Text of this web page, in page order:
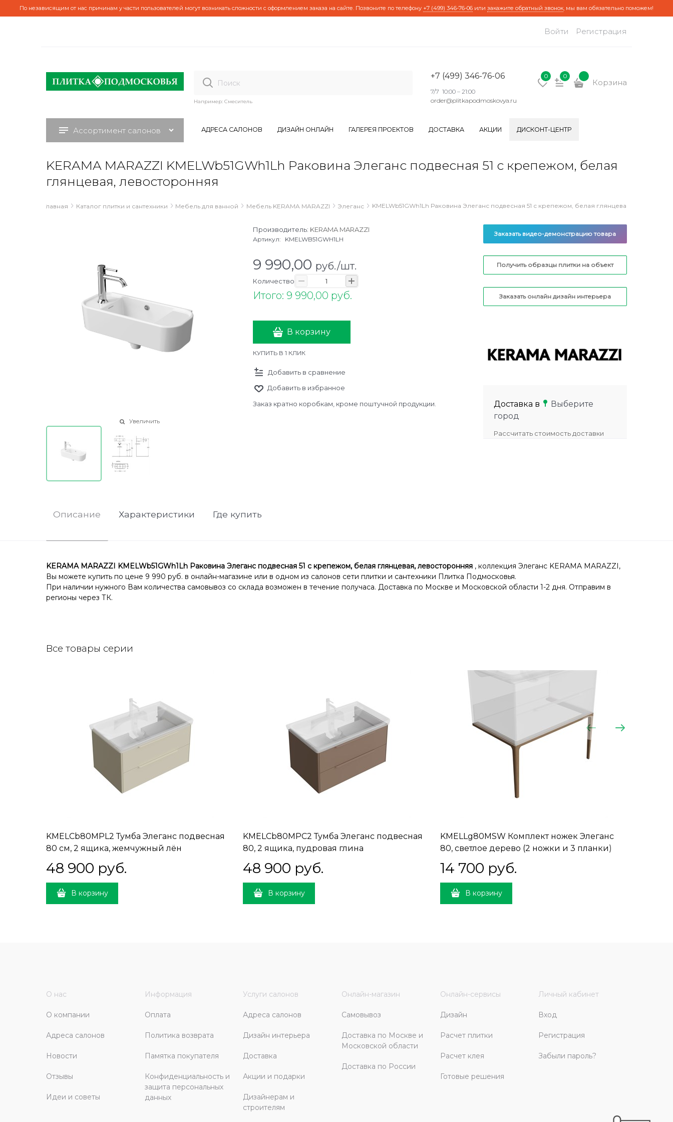
По независящим от нас причинам у части пользователей могут возникать сложности с оформлением заказа на сайте. Позвоните по телефону +7 (499) 346-76-06 или закажите обратный звонок, мы вам обязательно поможем!
Войти Регистрация
Например: Смеситель
+7 (499) 346-76-06
7/7 10:00 – 21:00
order@plitkapodmoskovya.ru
0 0
Корзина
Ассортимент салонов АДРЕСА САЛОНОВ ДИЗАЙН ОНЛАЙН ГАЛЕРЕЯ ПРОЕКТОВ ДОСТАВКА АКЦИИ ДИСКОНТ-ЦЕНТР
KERAMA MARAZZI KMELWb51GWh1Lh Раковина Элеганс подвесная 51 с крепежом, белая
глянцевая, левосторонняя
Главная Каталог плитки и сантехники Мебель для ванной Мебель KERAMA MARAZZI Элеганс KMELWb51GWh1Lh Раковина Элеганс подвесная 51 с крепежом, белая глянцевая,
Увеличить
Производитель: KERAMA MARAZZI
Артикул: KMELWB51GWH1LH
9 990,00 руб./шт.
Количество
Итого: 9 990,00 руб.
В корзину
КУПИТЬ В 1 КЛИК
Добавить в сравнение
Добавить в избранное
Заказ кратно коробкам, кроме поштучной продукции.
Заказать видео-демонстрацию товара
Получить образцы плитки на объект
Заказать онлайн дизайн интерьера
Доставка в
Выберите
город
Рассчитать стоимость доставки
Описание Характеристики Где купить
KERAMA MARAZZI KMELWb51GWh1Lh Раковина Элеганс подвесная 51 с крепежом, белая глянцевая, левосторонняя , коллекция Элеганс KERAMA MARAZZI,
Вы можете купить по цене 9 990 руб. в онлайн-магазине или в одном из салонов сети плитки и сантехники Плитка Подмосковья.
При наличии нужного Вам количества самовывоз со склада возможен в течение получаса. Доставка по Москве и Московской области 1-2 дня. Отправим в
регионы через ТК.
Все товары серии
KMELCb80MPL2 Тумба Элеганс подвесная
80 см, 2 ящика, жемчужный лён
48 900 руб.
В корзину
KMELCb80MPC2 Тумба Элеганс подвесная
80, 2 ящика, пудровая глина
48 900 руб.
В корзину
KMELLg80MSW Комплект ножек Элеганс
80, светлое дерево (2 ножки и 3 планки)
14 700 руб.
В корзину
О нас
О компании
Адреса салонов
Новости
Отзывы
Идеи и советы
Информация
Оплата
Политика возврата
Памятка покупателя
Конфиденциальность и
защита персональных
данных
Услуги салонов
Адреса салонов
Дизайн интерьера
Доставка
Акции и подарки
Дизайнерам и
строителям
Онлайн-магазин
Самовывоз
Доставка по Москве и
Московской области
Доставка по России
Онлайн-сервисы
Дизайн
Расчет плитки
Расчет клея
Готовые решения
Личный кабинет
Вход
Регистрация
Забыли пароль?